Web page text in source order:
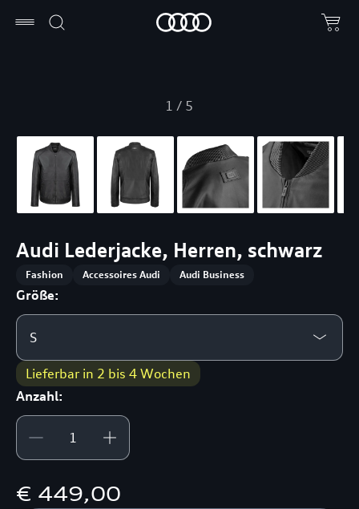
1 / 5
Audi Lederjacke, Herren, schwarz
Fashion Accessoires Audi Audi Business
Größe:
S
Lieferbar in 2 bis 4 Wochen
Anzahl:
€ 449,00